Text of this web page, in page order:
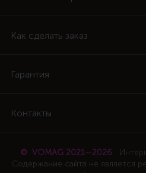
Как сделать заказ
Гарантия
Контакты
© VOMAG 2021—2026
Содержание сайта не является